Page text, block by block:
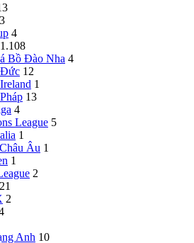
4
1.108
Bồ Đào Nha 4
Đức 12
1
13
4
League 5
1
Âu 1
1
2
21
2
Anh 10